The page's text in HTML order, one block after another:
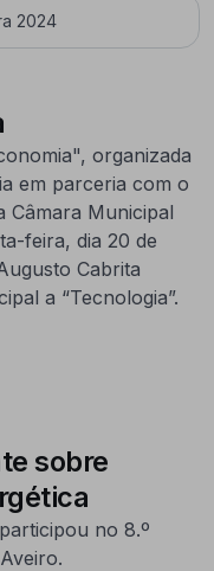
organizada
em parceria com o
Câmara Municipal
feira, dia 20 de
Cabrita
a “Tecnologia”.
sobre
no 8.º